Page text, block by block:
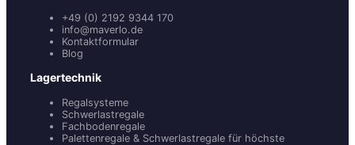
+49 (0) 2192 9344 170
info@maverlo.de
Kontaktformular
Blog
Lagertechnik
Regalsysteme
Schwerlastregale
Fachbodenregale
Palettenregale & Schwerlastregale für höchste